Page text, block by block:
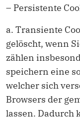
– Persistente
a. Transiente
gelöscht, wenn
zählen
speichern eine
welcher sich
Browsers der
lassen. Dadurch